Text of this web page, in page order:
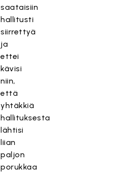
saataisiin
hallitusti
siirrettyä
ja
ettei
kävisi
niin,
että
yhtäkkiä
hallituksesta
lähtisi
liian
paljon
porukkaa